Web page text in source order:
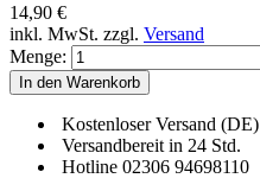
14,90 €
inkl. MwSt. zzgl. Versand
Menge:
In den Warenkorb
Kostenloser Versand (DE)
Versandbereit in 24 Std.
Hotline 02306 94698110